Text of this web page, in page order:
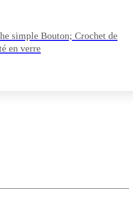
simple Bouton; Crochet de
en verre